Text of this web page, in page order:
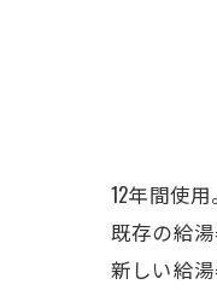
12年間使
既存の給湯
新しい給